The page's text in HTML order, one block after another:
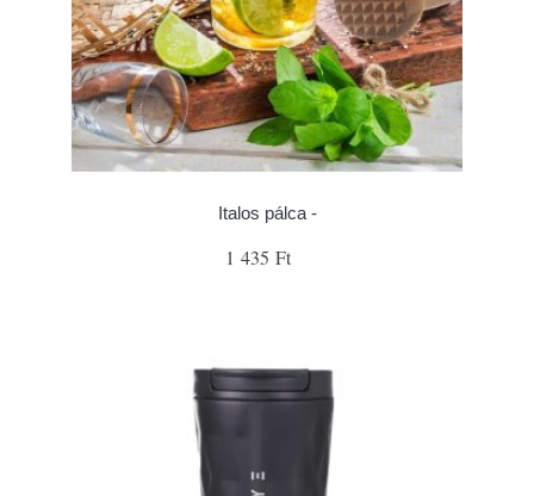
Italos pálca -
1 435 Ft